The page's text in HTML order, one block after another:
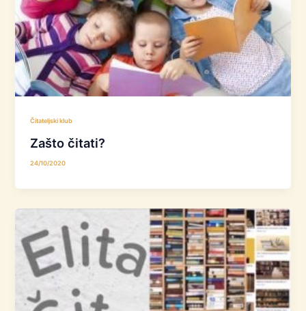
Čitateljski klub
Zašto čitati?
24/10/2020